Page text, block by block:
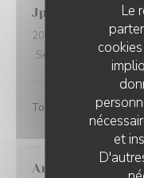
Le
et
Jp
2026-08-05
- 19:00 -
Service
Ambiance
Tout fut parfait
Annick